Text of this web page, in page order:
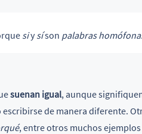
siysíson palabras
suenan igual, aunque
de manera diferente.
, entre otros muchos